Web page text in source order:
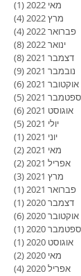
מאי 2022
(1)
מרץ 2022
(4)
פברואר 2022
(4)
ינואר 2022
(8)
דצמבר 2021
(8)
נובמבר 2021
(9)
אוקטובר 2021
(6)
ספטמבר 2021
(5)
אוגוסט 2021
(6)
יולי 2021
(5)
יוני 2021
(1)
מאי 2021
(2)
אפריל 2021
(2)
מרץ 2021
(3)
פברואר 2021
(1)
דצמבר 2020
(1)
אוקטובר 2020
(6)
ספטמבר 2020
(1)
אוגוסט 2020
(1)
מאי 2020
(2)
אפריל 2020
(4)